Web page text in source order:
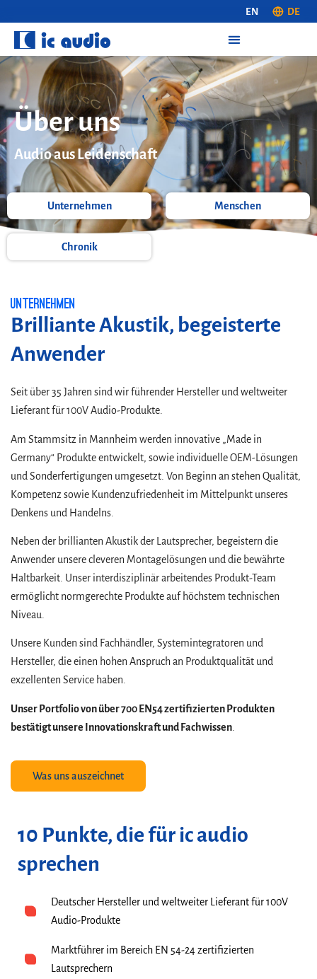
EN DE
Über uns
Audio aus Leidenschaft
Unternehmen Menschen
Chronik
Unternehmen
Brilliante Akustik, begeisterte
Anwender
Seit über 35 Jahren sind wir führender Hersteller und weltweiter
Lieferant für 100V Audio-Produkte.
Am Stammsitz in Mannheim werden innovative „Made in
Germany“ Produkte entwickelt, sowie individuelle OEM-Lösungen
und Sonderfertigungen umgesetzt. Von Beginn an stehen Qualität,
Kompetenz sowie Kundenzufriedenheit im Mittelpunkt unseres
Denkens und Handelns.
Neben der brillianten Akustik der Lautsprecher, begeistern die
Anwender unsere cleveren Montagelösungen und die bewährte
Haltbarkeit. Unser interdisziplinär arbeitendes Produkt-Team
ermöglicht normgerechte Produkte auf höchstem technischen
Niveau.
Unsere Kunden sind Fachhändler, Systemintegratoren und
Hersteller, die einen hohen Anspruch an Produktqualität und
exzellenten Service haben.
Unser Portfolio von über 700 EN54 zertifizierten Produkten
bestätigt unsere Innovationskraft und Fachwissen
Was uns auszeichnet
10 Punkte, die für ic audio
sprechen
Deutscher Hersteller und weltweiter Lieferant für 100V
Audio-Produkte​
Marktführer im Bereich EN 54-24 zertifizierten
Lautsprechern